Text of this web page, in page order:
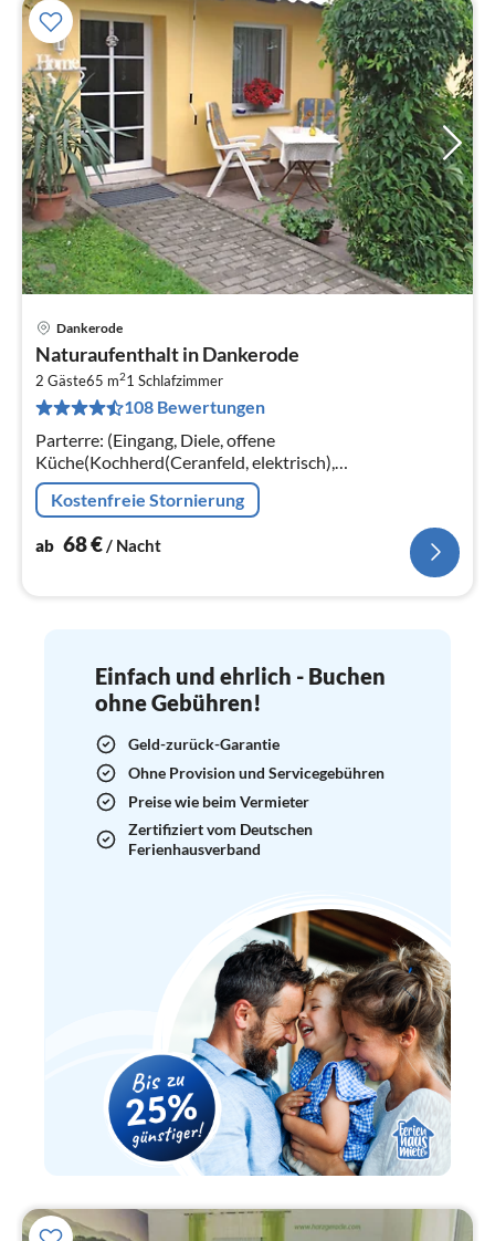
Dankerode
Naturaufenthalt in Dankerode
2 Gäste65 m21 Schlafzimmer
108 Bewertungen
Parterre: (Eingang, Diele, offene
Küche(Kochherd(Ceranfeld, elektrisch),
Kaffeemaschine, Backofen, Mikrowelle, Spülmaschine,
Kühl-/Gefrierkombination), Wohn/Esszimmer(TV,
Kostenfreie Stornierung
ab 68€/ Nacht
Einfach und ehrlich - Buchen
ohne Gebühren!
Geld-zurück-Garantie
Ohne Provision und Servicegebühren
Preise wie beim Vermieter
Zertifiziert vom Deutschen
Ferienhausverband